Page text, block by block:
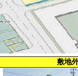
敷地